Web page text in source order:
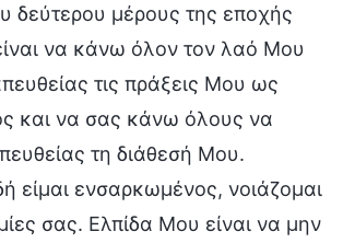
δεύτερου μέρους της εποχής
να κάνω όλον τον λαό Μου
τις πράξεις Μου ως
και να σας κάνω όλους να
τη διάθεσή Μου.
είμαι ενσαρκωμένος, νοιάζομαι
σας. Ελπίδα Μου είναι να μην